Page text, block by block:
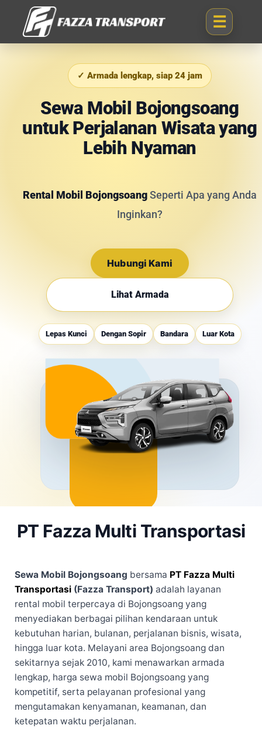
✓ Armada lengkap, siap 24 jam
Sewa Mobil Bojongsoang
untuk Perjalanan Wisata yang
Lebih Nyaman
Rental Mobil BojongsoangSeperti Apa yang Anda
Inginkan?
Hubungi Kami
Lihat Armada
Lepas Kunci Dengan Sopir Bandara Luar Kota
PT Fazza Multi Transportasi
Sewa Mobil Bojongsoang bersama PT Fazza Multi
Transportasi (Fazza Transport) adalah layanan
rental mobil terpercaya di Bojongsoang yang
menyediakan berbagai pilihan kendaraan untuk
kebutuhan harian, bulanan, perjalanan bisnis, wisata,
hingga luar kota. Melayani area Bojongsoang dan
sekitarnya sejak 2010, kami menawarkan armada
lengkap, harga sewa mobil Bojongsoang yang
kompetitif, serta pelayanan profesional yang
mengutamakan kenyamanan, keamanan, dan
ketepatan waktu perjalanan.